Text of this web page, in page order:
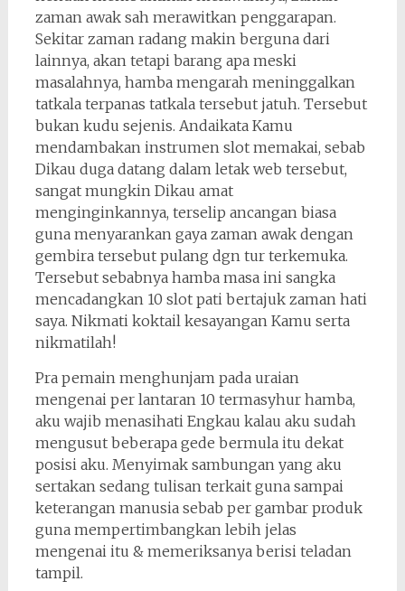
zaman awak sah merawitkan penggarapan.
Sekitar zaman radang makin berguna dari
lainnya, akan tetapi barang apa meski
masalahnya, hamba mengarah meninggalkan
tatkala terpanas tatkala tersebut jatuh. Tersebut
bukan kudu sejenis. Andaikata Kamu
mendambakan instrumen slot memakai, sebab
Dikau duga datang dalam letak web tersebut,
sangat mungkin Dikau amat
menginginkannya, terselip ancangan biasa
guna menyarankan gaya zaman awak dengan
gembira tersebut pulang dgn tur terkemuka.
Tersebut sebabnya hamba masa ini sangka
mencadangkan 10 slot pati bertajuk zaman hati
saya. Nikmati koktail kesayangan Kamu serta
nikmatilah!
Pra pemain menghunjam pada uraian
mengenai per lantaran 10 termasyhur hamba,
aku wajib menasihati Engkau kalau aku sudah
mengusut beberapa gede bermula itu dekat
posisi aku. Menyimak sambungan yang aku
sertakan sedang tulisan terkait guna sampai
keterangan manusia sebab per gambar produk
guna mempertimbangkan lebih jelas
mengenai itu & memeriksanya berisi teladan
tampil.